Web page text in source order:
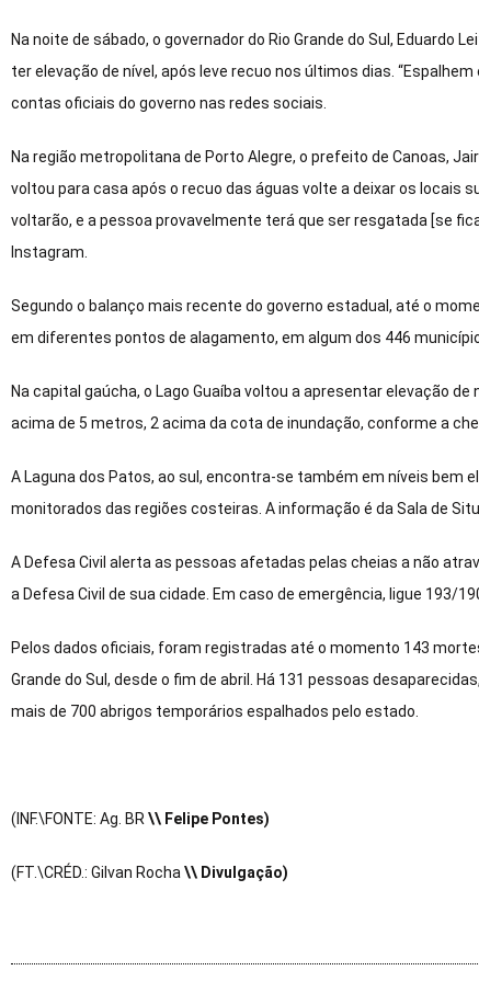
Na noite de sábado, o governador do Rio Grande do Sul, Eduardo
ter elevação de nível, após leve recuo nos últimos dias.
contas oficiais do governo nas redes sociais.
Na região metropolitana de Porto Alegre, o prefeito de Canoas,
voltou para casa após o recuo das águas volte a deixar os locais
voltarão, e a pessoa provavelmente terá que ser resgatada [se
Instagram.
Segundo o balanço mais recente do governo estadual, até o
em diferentes pontos de alagamento, em algum dos 446
Na capital gaúcha, o Lago Guaíba voltou a apresentar elevação
acima de 5 metros, 2 acima da cota de inundação, conforme a
A Laguna dos Patos, ao sul, encontra-se também em níveis
monitorados das regiões costeiras. A informação é da Sala de
A Defesa Civil alerta as pessoas afetadas pelas cheias a não
a Defesa Civil de sua cidade. Em caso de emergência, ligue 193/
Pelos dados oficiais, foram registradas até o momento 143
Grande do Sul, desde o fim de abril. Há 131 pessoas
mais de 700 abrigos temporários espalhados pelo estado.
(INF.\FONTE: Ag. BR \\ Felipe Pontes)
(FT.\CRÉD.: Gilvan Rocha \\ Divulgação)